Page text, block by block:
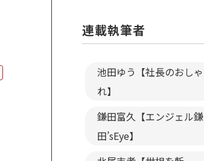
連載執筆者
池田ゆう【社長のおしゃ
れ】
鎌田富久【エンジェル鎌
田’sEye】